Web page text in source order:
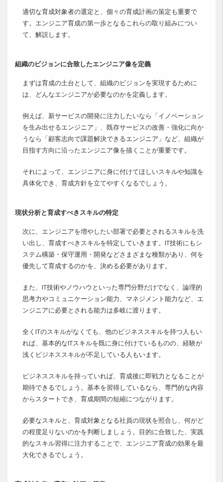
適切な育成対象者の選定と、個々の育成計画の策定も重要で
す。エンジニア育成の第一歩となるこれらの取り組みについ
て、解説します。
組織のビジョンに合致したエンジニア像を定義
まずは育成の土台として、組織のビジョンを実現するために
は、どんなエンジニアが必要なのかを定義します。
例えば、新サービスの開発に注力したいなら「イノベーション
を生み出せるエンジニア」、既存サービスの改善・強化に向か
うなら「顧客志向で課題解決できるエンジニア」など、組織が
目指す方向に沿ったエンジニア像を描くことが重要です。
それによって、エンジニアに身に付けてほしいスキルや知識を
具体化でき、育成方針を立てやすくなるでしょう。
現状分析と育成すべきスキルの特定
次に、エンジニアを増やしたい部署で必要とされるスキルを洗
い出し、育成すべきスキルを特定していきます。IT技術にもシ
ステム構築・保守運用・開発などさまざまな種類があり、何を
優先して育成するのかを、決める必要があります。
また、IT技術やノウハウといった専門分野だけでなく、論理的
思考力やコミュニケーション能力、マネジメント能力など、エ
ンジニアに必要とされる能力は多岐に渡ります。
全くITのスキルがなくても、他のビジネススキルを持つ人もい
れば、基本的なITスキルを既に身に付けているものの、経験が
浅くビジネススキルが不足している人もいます。
ビジネススキルを持っていれば、育成後に即戦力となることが
期待できるでしょう。基本を習得しているなら、専門的な内容
からスタートでき、育成期間の短縮につながります。
必要なスキルと、育成対象となる社員の現状を照合し、何がど
の程度足りないのかを判断しましょう。目的に合致した、実践
的なスキル習得に注力することで、エンジニア育成の効果を最
大化できるでしょう。